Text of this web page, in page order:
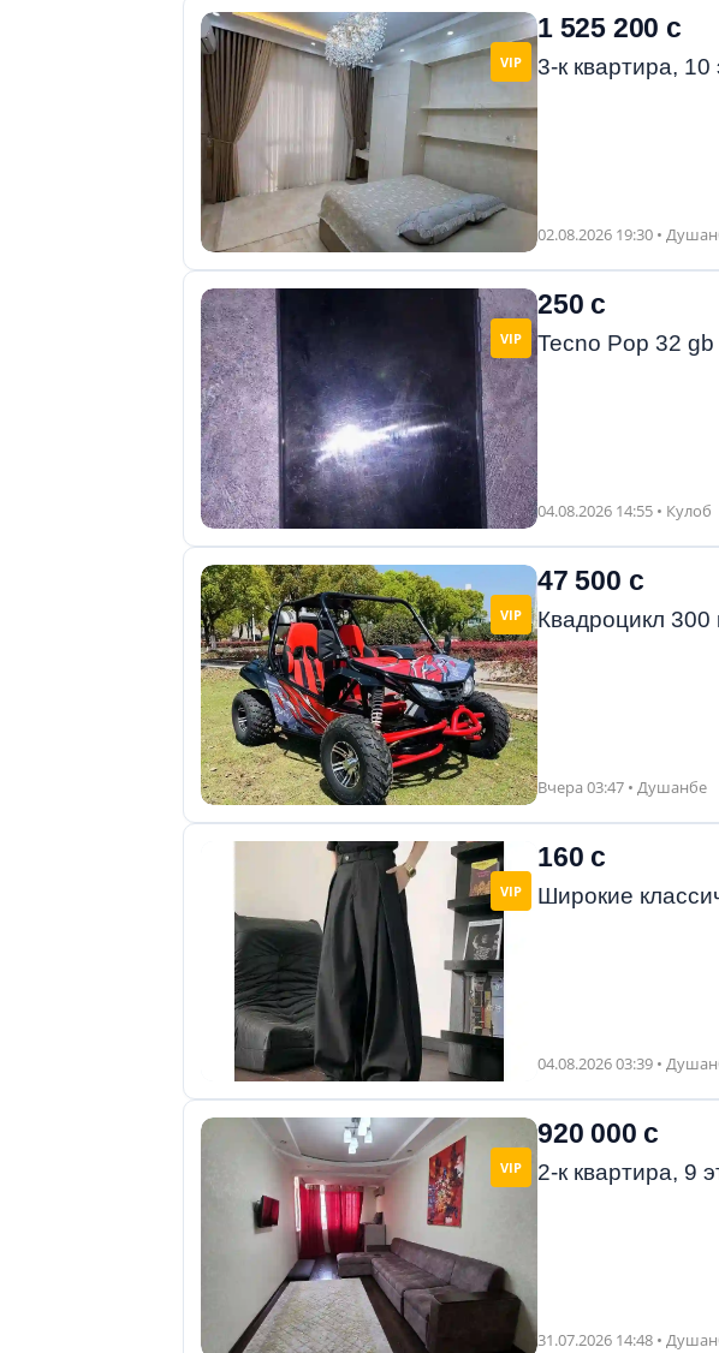
VIP
1 525 200 с
3-к квартира,
02.08.2026 19:30 •
VIP
250 с
Tecno Pop 32 gb
04.08.2026 14:55 • Кулоб
VIP
47 500 с
Квадроцикл 300
Вчера 03:47 • Душанбе
VIP
160 с
Широкие
04.08.2026 03:39 •
VIP
920 000 с
2-к квартира, 9
31.07.2026 14:48 •